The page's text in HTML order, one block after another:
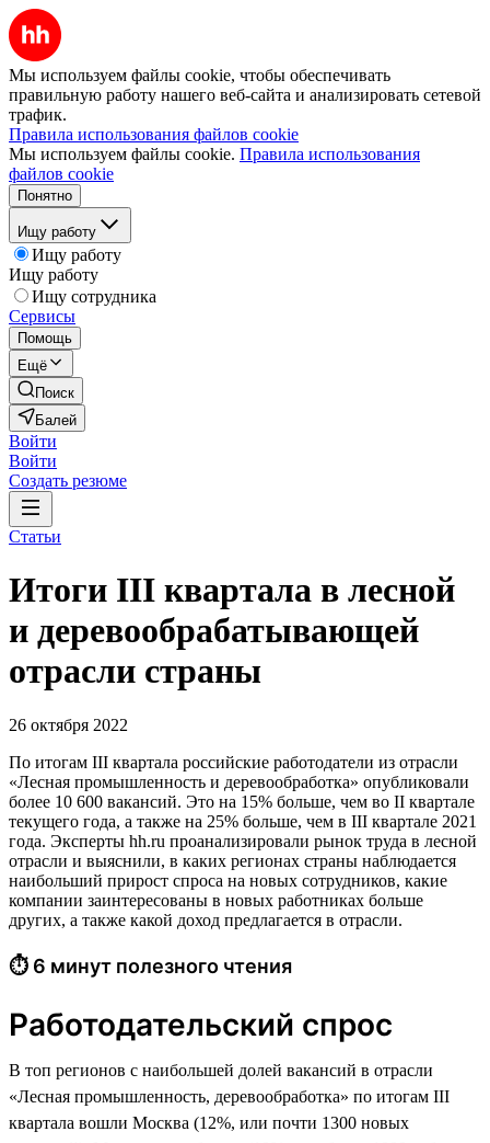
Мы используем файлы cookie, чтобы обеспечивать
правильную работу нашего веб-сайта и анализировать сетевой
трафик.
Правила использования файлов cookie
Мы используем файлы cookie. Правила использования
файлов cookie
Понятно
Ищу работу
Ищу работу
Ищу работу
Ищу сотрудника
Сервисы
Помощь
Ещё
Поиск
Балей
Войти
Войти
Создать резюме
Статьи
Итоги III квартала в лесной
и деревообрабатывающей
отрасли страны
26 октября 2022
По итогам III квартала российские работодатели из отрасли
«Лесная промышленность и деревообработка» опубликовали
более 10 600 вакансий. Это на 15% больше, чем во II квартале
текущего года, а также на 25% больше, чем в III квартале 2021
года. Эксперты hh.ru проанализировали рынок труда в лесной
отрасли и выяснили, в каких регионах страны наблюдается
наибольший прирост спроса на новых сотрудников, какие
компании заинтересованы в новых работниках больше
других, а также какой доход предлагается в отрасли.
⏱ 6 минут полезного чтения
Работодательский спрос
В топ регионов с наибольшей долей вакансий в отрасли
«Лесная промышленность, деревообработка» по итогам III
квартала вошли Москва (12%, или почти 1300 новых